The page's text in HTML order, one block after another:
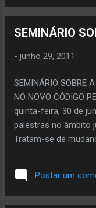
Amorim e Antônio
classificou. Na
gols de Leonardo
categoria Titular, a
Droga Vip por 3 a 0,
SEMINÁRIO
- junho 29, 2011
SEMINÁRIO SOBRE
NO NOVO CÓDIGO
quinta-feira, 30 de
palestras no âmbito
Tratam-se de
do seminário
Novos
ocorerrá a partir das
Postar um